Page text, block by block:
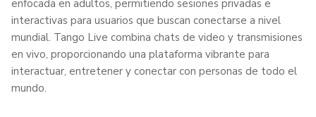
enfocada en adultos, permitiendo sesiones privadas e
interactivas para usuarios que buscan conectarse a nivel
mundial. Tango Live combina chats de video y transmisiones
en vivo, proporcionando una plataforma vibrante para
interactuar, entretener y conectar con personas de todo el
mundo.